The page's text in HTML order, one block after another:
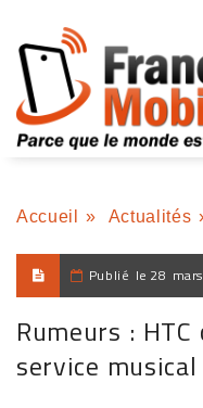
Accueil » Actualités
Publié le 28
Rumeurs :
service musical